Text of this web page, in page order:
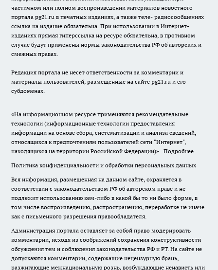
частичном или полном воспроизведении материалов новостного
портала pg21.ru в печатных изданиях, а также теле- радиосообщениях
ссылка на издание обязательна. При использовании в Интернет-
изданиях прямая гиперссылка на ресурс обязательна, в противном
случае будут применены нормы законодательства РФ об авторских и
смежных правах.
Редакция портала не несет ответственности за комментарии и
материалы пользователей, размещенные на сайте pg21.ru и его
субдоменах.
«На информационном ресурсе применяются рекомендательные
технологии (информационные технологии предоставления
информации на основе сбора, систематизации и анализа сведений,
относящихся к предпочтениям пользователей сети "Интернет",
находящихся на территории Российской Федерации)». Подробнее
Политика конфиденциальности и обработки персональных данных
Вся информация, размещенная на данном сайте, охраняется в
соответствии с законодательством РФ об авторском праве и не
подлежит использованию кем-либо в какой бы то ни было форме, в
том числе воспроизведению, распространению, переработке не иначе
как с письменного разрешения правообладателя.
Администрация портала оставляет за собой право модерировать
комментарии, исходя из соображений сохранения конструктивности
обсуждения тем и соблюдения законодательства РФ и РТ. На сайте не
допускаются комментарии, содержащие нецензурную брань,
разжигающие межнациональную рознь, возбуждающие ненависть или